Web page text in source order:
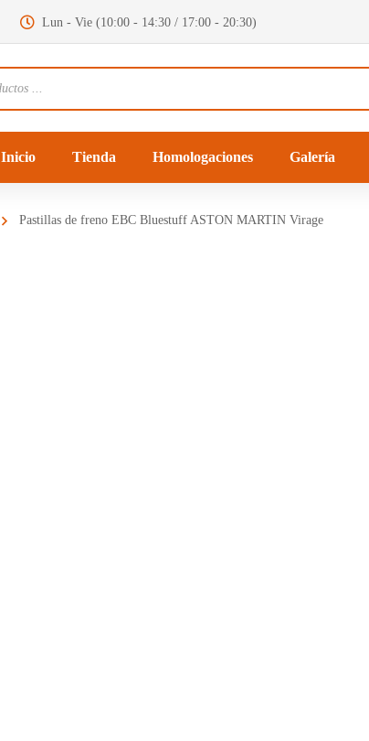
Lun - Vie (10:00 - 14:30 / 17:00 - 20:30)
Inicio Tienda Homologaciones Galería
Pastillas de freno EBC Bluestuff ASTON MARTIN Virage